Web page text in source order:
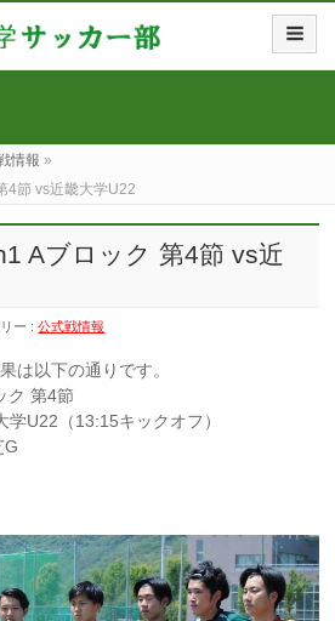
情報 »
4節 vs近畿大学U22
Aブロック 第4節 vs近
リー :公式戦情報
は以下の通りです。
ク 第4節
U22（13:15キックオフ）
G